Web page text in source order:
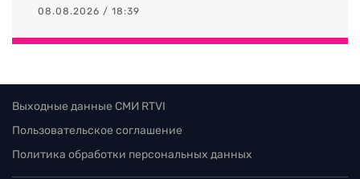
08.08.2026 / 18:39
Выходные данные СМИ RTVI
Пользовательское соглашение
Политика обработки персональных данных